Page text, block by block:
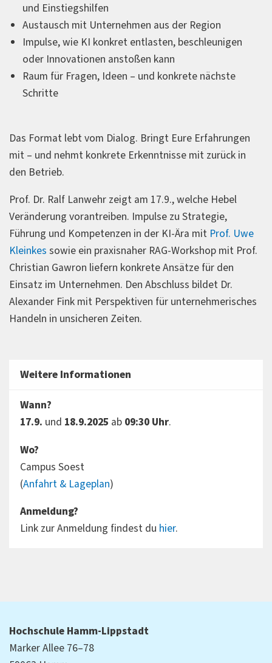
und Einstiegshilfen
Austausch mit Unternehmen aus der Region
Impulse, wie KI konkret entlasten, beschleunigen
oder Innovationen anstoßen kann
Raum für Fragen, Ideen – und konkrete nächste
Schritte
Das Format lebt vom Dialog. Bringt Eure Erfahrungen
mit – und nehmt konkrete Erkenntnisse mit zurück in
den Betrieb.
Prof. Dr. Ralf Lanwehr zeigt am 17.9., welche Hebel
Veränderung vorantreiben. Impulse zu Strategie,
Führung und Kompetenzen in der KI-Ära mit Prof. Uwe
Kleinkes sowie ein praxisnaher RAG-Workshop mit Prof.
Christian Gawron liefern konkrete Ansätze für den
Einsatz im Unternehmen. Den Abschluss bildet Dr.
Alexander Fink mit Perspektiven für unternehmerisches
Handeln in unsicheren Zeiten.
Weitere Informationen
Wann?
17.9. und 18.9.2025 ab09:30 Uhr.
Wo?
Campus Soest
(Anfahrt & Lageplan)
Anmeldung?
Link zur Anmeldung findest du hier.
Hochschule Hamm-Lippstadt
Marker Allee 76–78